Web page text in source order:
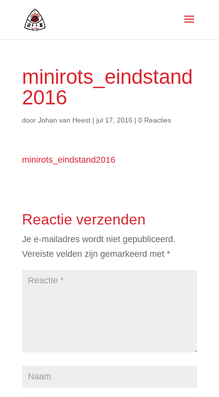
minirots_eindstand
2016
door Johan van Heest| jul 17, 2016 | 0 Reacties
minirots_eindstand2016
Reactie verzenden
Je e-mailadres wordt niet gepubliceerd.
Vereiste velden zijn gemarkeerd met *